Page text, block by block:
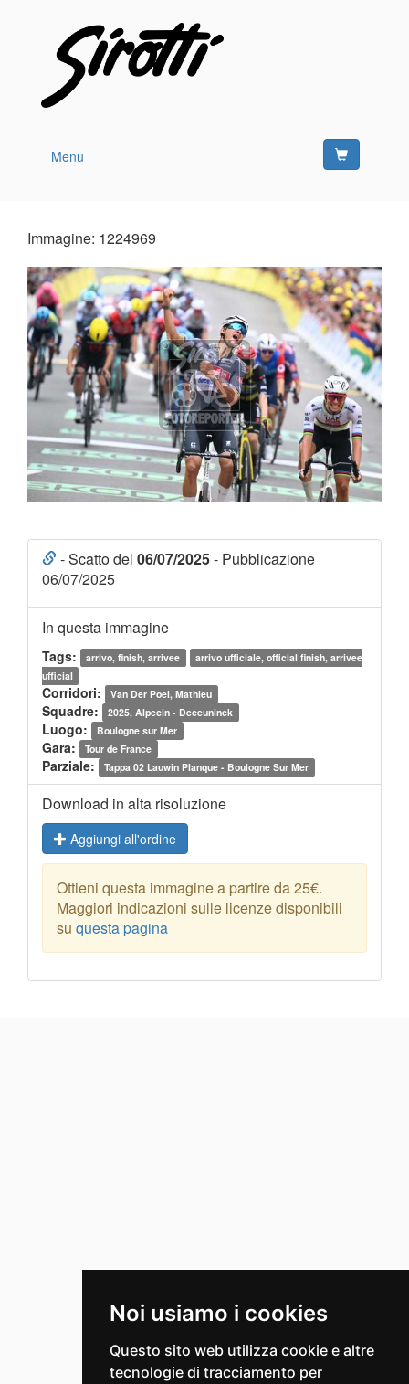
Noi usiamo i cookies
Questo sito web utilizza cookie e altre
tecnologie di tracciamento per
Menu
Immagine: 1224969
- Scatto del 06/07/2025- Pubblicazione
06/07/2025
In questa immagine
Tags: arrivo, finish, arrivee
arrivo ufficiale, official finish, arrivee
ufficial
Corridori: Van Der Poel, Mathieu
Squadre: 2025, Alpecin - Deceuninck
Luogo: Boulogne sur Mer
Gara: Tour de France
Parziale: Tappa 02 Lauwin Planque - Boulogne Sur Mer
Download in alta risoluzione
Aggiungi all'ordine
Ottieni questa immagine a partire da 25€.
Maggiori indicazioni sulle licenze disponibili
su questa pagina